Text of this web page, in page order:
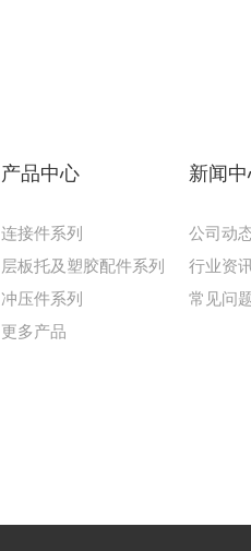
产品中心
连接件系列
层板托及塑胶配件系列
冲压件系列
更多产品
新闻
公司动
行业资
常见问